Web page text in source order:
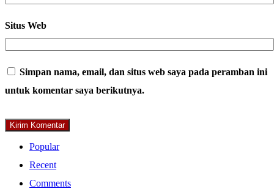
Situs Web
Simpan nama, email, dan situs web saya pada peramban ini
untuk komentar saya berikutnya.
Popular
Recent
Comments